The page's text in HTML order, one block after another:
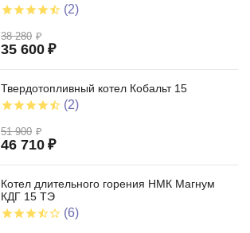
(2)
38 280 ₽
35 600 ₽
Твердотопливный котел Кобальт 15
(2)
51 900 ₽
46 710 ₽
Котел длительного горения НМК Магнум
КДГ 15 ТЭ
(6)